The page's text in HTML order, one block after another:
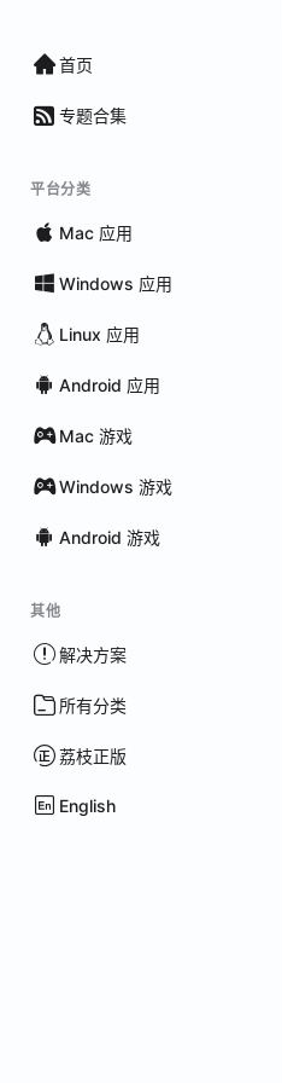
首页
专题合集
平台分类
Mac 应用
Windows 应用
Linux 应用
Android 应用
Mac 游戏
Windows 游戏
Android 游戏
其他
解决方案
所有分类
荔枝正版
English